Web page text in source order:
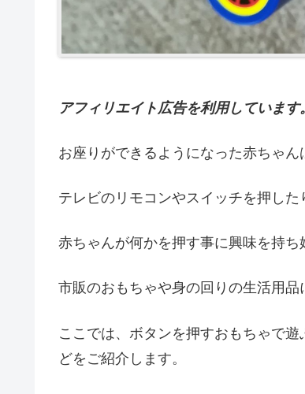
アフィリエイト広告を利用しています。
お座りができるようになった赤ちゃん
テレビのリモコンやスイッチを押し
赤ちゃんが何かを押す事に興味を持ち
市販のおもちゃや身の回りの生活用品
ここでは、ボタンを押すおもちゃで
どをご紹介します。